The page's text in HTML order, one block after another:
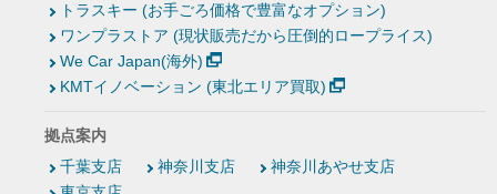
トラスキー (お手ごろ価格で豊富なオプション)
ワンプラストア (現状販売だから圧倒的ロープライス)
We Car Japan(海外)
KMTイノベーション (東北エリア買取)
拠点案内
千葉支店
神奈川支店
神奈川あやせ支店